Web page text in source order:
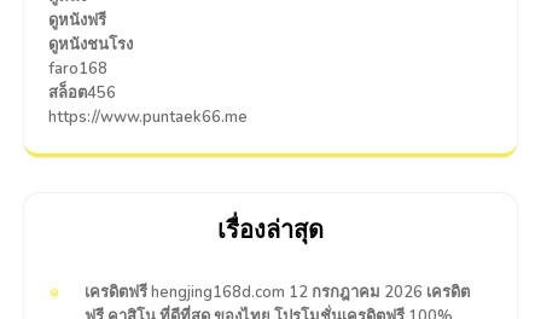
ดูหนังฟรี
ดูหนังชนโรง
faro168
สล็อต456
https://www.puntaek66.me
เรื่องล่าสุด
เครดิตฟรี hengjing168d.com 12 กรกฎาคม 2026 เครดิต